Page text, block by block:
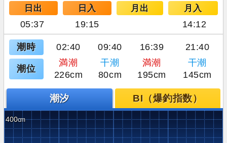
日出 日入 月出 月入
05:37 19:15 14:12
潮時 02:40 09:40 16:39 21:40
潮位
満潮 干潮 満潮
干潮
226cm
80cm 195cm 145cm
潮汐 BI（爆釣指数）
400